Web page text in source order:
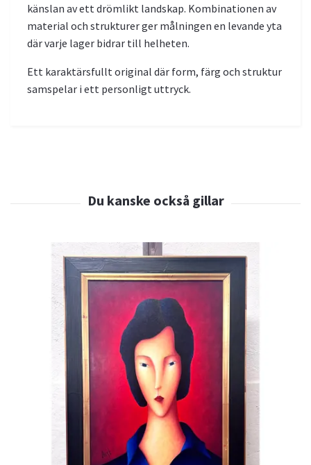
känslan av ett drömlikt landskap. Kombinationen av
material och strukturer ger målningen en levande yta
där varje lager bidrar till helheten.
Ett karaktärsfullt original där form, färg och struktur
samspelar i ett personligt uttryck.